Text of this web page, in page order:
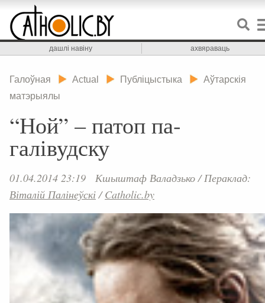
дашлі навіну ахвяраваць
Галоўная Actual Публіцыстыка
Аўтарскія
матэрыялы
“Ной” – патоп па-
галівудску
01.04.2014 23:19 Кшыштаф Валадзько/Пераклад:
Віталій Палінеўскі/Catholic.by